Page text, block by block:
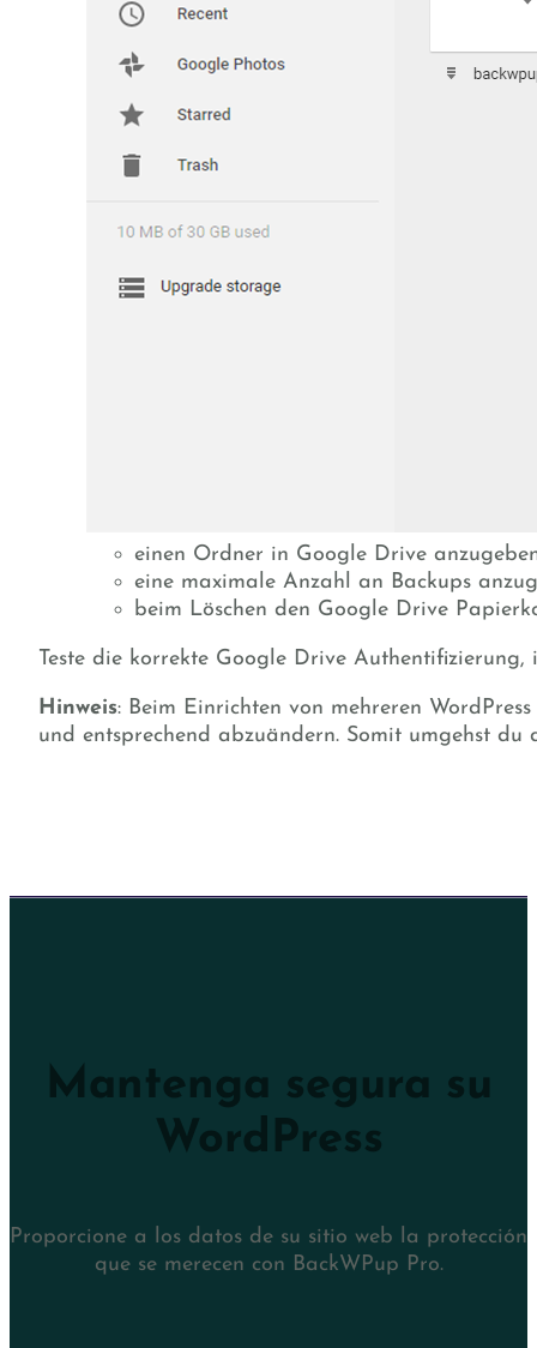
einen Ordner in Google Drive
eine maximale Anzahl an Backups
beim Löschen den Google Drive
Teste die korrekte Google Drive
Hinweis: Beim Einrichten von mehreren
und entsprechend abzuändern. Somit umgehst du
Mantenga segura su
WordPress
Proporcione a los datos de su sitio web la protección
que se merecen con BackWPup Pro.